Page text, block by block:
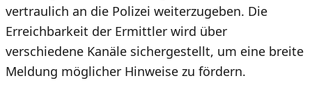
vertraulich an die Polizei weiterzugeben. Die
Erreichbarkeit der Ermittler wird über
verschiedene Kanäle sichergestellt, um eine breite
Meldung möglicher Hinweise zu fördern.